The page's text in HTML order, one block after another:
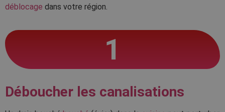
déblocage dans votre région.
1
Déboucher les canalisations